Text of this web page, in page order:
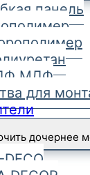
панель
МДФ
для
дочернее
DECO